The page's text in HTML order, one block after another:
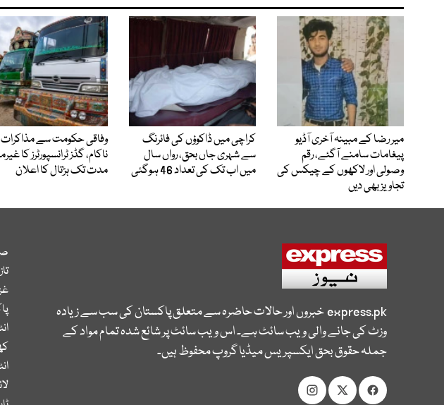
میر رضا کے مبینہ آخری آڈیو
پیغامات سامنے آگئے، رقم
وصولی اور لاکھوں کے چیکس کی
تجاویز بھی دیں
کراچی میں ڈاکوؤں کی فائرنگ
سے شہری جاں بحق، رواں سال
میں اب تک کی تعداد 46 ہوگئی
وفاقی حکومت سے مذاکرات
ناکام، گڈز ٹرانسپورٹرز کا
مدت تک ہڑتال کا اعلان
express.pkخبروں اور حالات حاضرہ سے متعلق پاکستان کی سب سے زیادہ
وزٹ کی جانے والی ویب سائٹ ہے۔ اس ویب سائٹ پر شائع شدہ تمام مواد کے
جملہ حقوق بحق ایکسپریس میڈیا گروپ محفوظ ہیں۔